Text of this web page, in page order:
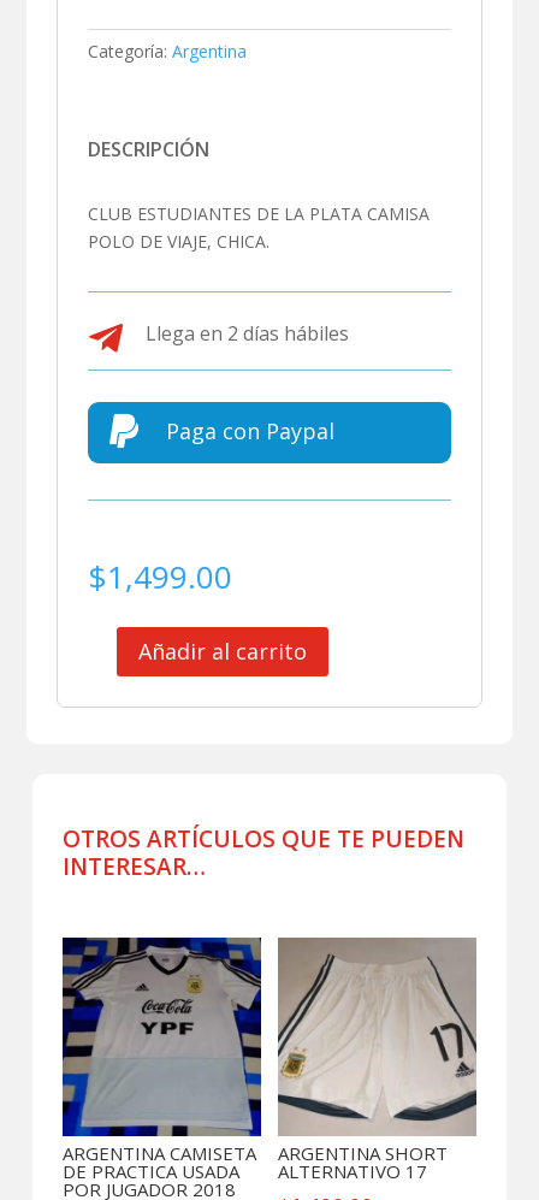
Categoría: Argentina
DESCRIPCIÓN
CLUB ESTUDIANTES DE LA PLATA CAMISA
POLO DE VIAJE, CHICA.
 Llega en 2 días hábiles
 Paga con Paypal
$1,499.00
POLO
DE
Añadir al carrito
OTROS ARTÍCULOS QUE TE PUEDEN
INTERESAR…
ARGENTINA CAMISETA
DE PRACTICA USADA
POR JUGADOR 2018
ARGENTINA SHORT
ALTERNATIVO 17